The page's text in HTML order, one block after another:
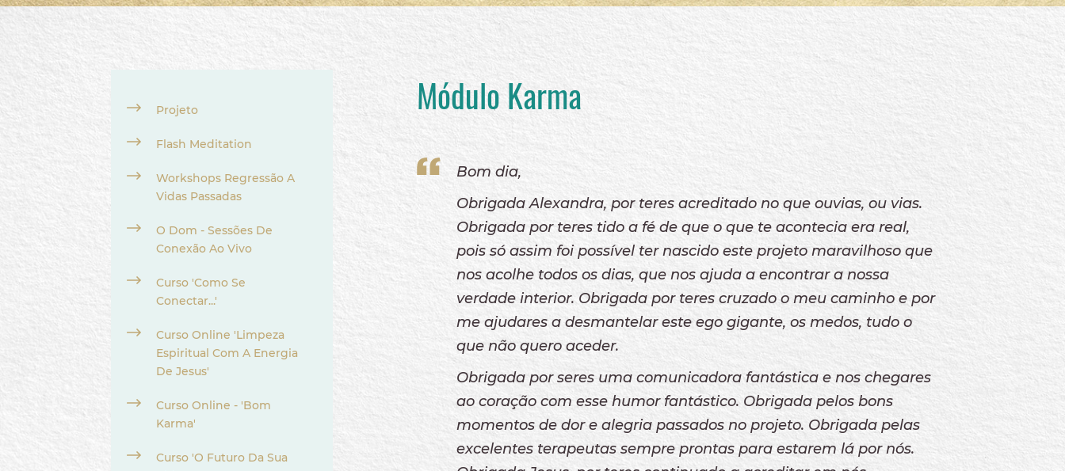
A Ponte
Livro da Luz Online:
Projeto
Flash Meditation
Workshops Regressão A
Vidas Passadas
O Dom - Sessões De
Conexão Ao Vivo
Curso 'Como Se
Conectar...'
Curso Online 'Limpeza
Espiritual Com A Energia
De Jesus'
Curso Online - 'Bom
Karma'
Curso 'O Futuro Da Sua
Módulo Karma
Bom dia,
Obrigada Alexandra, por teres acreditado no que ouvias, ou vias.
Obrigada por teres tido a fé de que o que te acontecia era real,
pois só assim foi possível ter nascido este projeto maravilhoso que
nos acolhe todos os dias, que nos ajuda a encontrar a nossa
verdade interior. Obrigada por teres cruzado o meu caminho e por
me ajudares a desmantelar este ego gigante, os medos, tudo o
que não quero aceder.
Obrigada por seres uma comunicadora fantástica e nos chegares
ao coração com esse humor fantástico. Obrigada pelos bons
momentos de dor e alegria passados no projeto. Obrigada pelas
excelentes terapeutas sempre prontas para estarem lá por nós.